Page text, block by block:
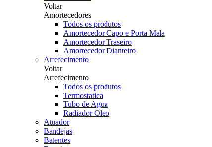
Voltar
Amortecedores
Todos os produtos
Amortecedor Capo e Porta Mala
Amortecedor Traseiro
Amortecedor Dianteiro
Arrefecimento
Voltar
Arrefecimento
Todos os produtos
Termostatica
Tubo de Agua
Radiador Oleo
Atuador
Bandejas
Batentes